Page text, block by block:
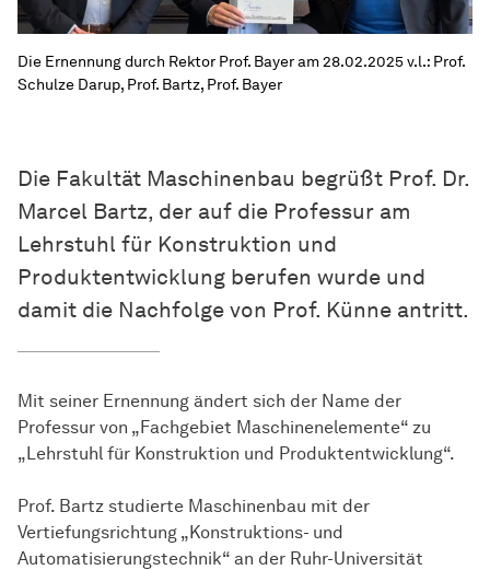
Die Ernennung durch Rektor Prof. Bayer am 28.02.2025 v.l.: Prof.
Schulze Darup, Prof. Bartz, Prof. Bayer
Die Fakultät Maschinenbau begrüßt Prof. Dr.
Marcel Bartz, der auf die Professur am
Lehrstuhl für Konstruktion und
Produktentwicklung berufen wurde und
damit die Nachfolge von Prof. Künne antritt.
Mit seiner Ernennung ändert sich der Name der
Professur von „Fachgebiet Maschinenelemente“ zu
„Lehrstuhl für Konstruktion und Produktentwicklung“.
Prof. Bartz studierte Maschinenbau mit der
Vertiefungsrichtung „Konstruktions- und
Automatisierungstechnik“ an der Ruhr-Universität